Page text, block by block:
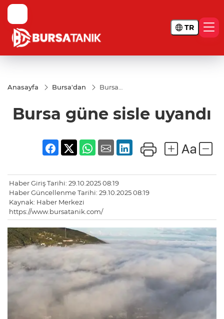
TR
Anasayfa Bursa'dan
Bursa
uyandı
Bursa güne sisle uyandı
Haber Giriş Tarihi: 29.10.2025 08:19
Haber Güncellenme Tarihi: 29.10.2025 08:19
Kaynak: Haber Merkezi
https://www.bursatanik.com/